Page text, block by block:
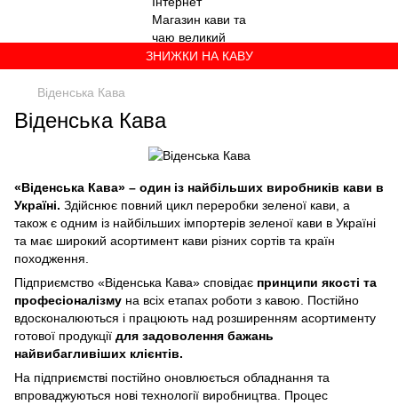
ЗНИЖКИ НА КАВУ
Вiденська Кава
Вiденська Кава
«Вiденська Кава» – один із найбільших виробників кави в
Україні. Здійснює повний цикл переробки зеленої кави, а
також є одним із найбільших імпортерів зеленої кави в Україні
та має широкий асортимент кави різних сортів та країн
походження.
Підприємство «Вiденська Кава» сповідає принципи якості та
професіоналізму на всіх етапах роботи з кавою. Постійно
вдосконалюються і працюють над розширенням асортименту
готової продукції для задоволення бажань
найвибагливіших клієнтів.
На підприємстві постійно оновлюється обладнання та
впроваджуються нові технології виробництва. Процес